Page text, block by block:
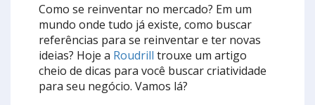
Como se reinventar no mercado? Em um
mundo onde tudo já existe, como buscar
referências para se reinventar e ter novas
ideias? Hoje a Roudrill trouxe um artigo
cheio de dicas para você buscar criatividade
para seu negócio. Vamos lá?